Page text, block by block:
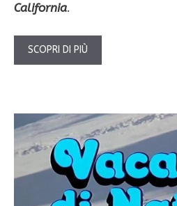
California.
SCOPRI DI PIÙ